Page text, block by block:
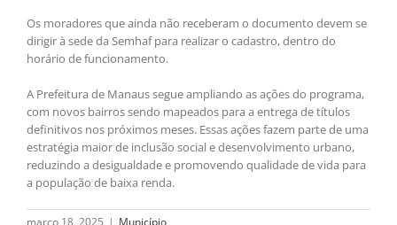
Os moradores que ainda não receberam o documento devem se
dirigir à sede da Semhaf para realizar o cadastro, dentro do
horário de funcionamento.
A Prefeitura de Manaus segue ampliando as ações do programa,
com novos bairros sendo mapeados para a entrega de títulos
definitivos nos próximos meses. Essas ações fazem parte de uma
estratégia maior de inclusão social e desenvolvimento urbano,
reduzindo a desigualdade e promovendo qualidade de vida para
a população de baixa renda.